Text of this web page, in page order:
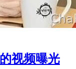
视频曝光